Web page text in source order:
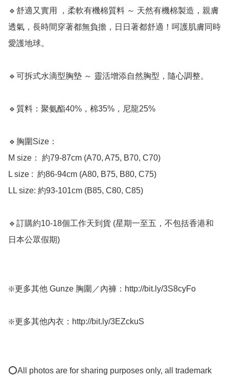
🔹舒適又實用 ，柔軟有機棉質料 ～ 天然有機棉製造，親膚
透氣，長時間穿著都無負擔，日日著都舒適！呵護肌膚同時
愛護地球。
🔹可拆式水滴型胸墊 ～ 靈活增添自然胸型，隨心調整。
🔹質料：聚氨酯40%，棉35%，尼龍25%
🔹胸圍Size：
M size： 約79-87cm (A70, A75, B70, C70)
L size :  約86-94cm (A80, B75, B80, C75)
LL size: 約93-101cm (B85, C80, C85)
🔹訂購約10-18個工作天到貨 (星期一至五，不包括香港和
日本公眾假期)
❇️更多其他 Gunze 胸圍／內褲：http://bit.ly/3S8cyFo
❇️更多其他內衣：http://bit.ly/3EZckuS
⭕All photos are for sharing purposes only, all trademark